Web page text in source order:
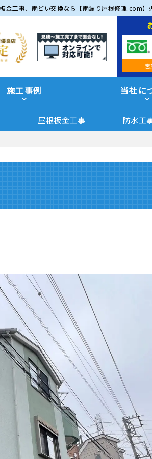
工事、雨どい交換なら【雨漏り屋根修理.com】
施工事例 当社に
屋根板金工事 防水工